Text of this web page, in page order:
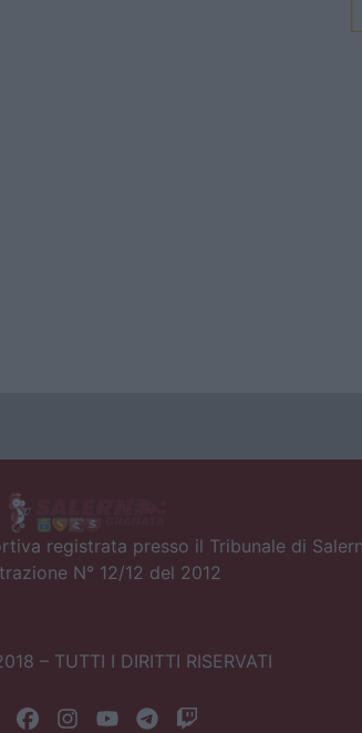
registrata presso il Tribunale di
N° 12/12 del 2012
– TUTTI I DIRITTI RISERVATI